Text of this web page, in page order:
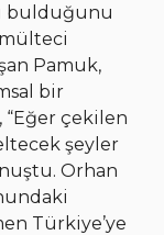
bulduğunu
Pamuk,
bir
“Eğer çekilen
şeyler
Orhan
Türkiye’ye